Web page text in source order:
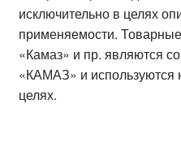
исключительно в целях
применяемости.
«Камаз» и пр. являются
«КАМАЗ» и используются
целях.